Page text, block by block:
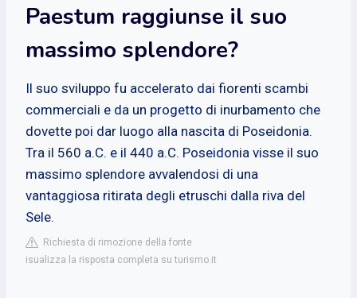
Paestum raggiunse il suo
massimo splendore?
Il suo sviluppo fu accelerato dai fiorenti scambi
commerciali e da un progetto di inurbamento che
dovette poi dar luogo alla nascita di Poseidonia.
Tra il 560 a.C. e il 440 a.C. Poseidonia visse il suo
massimo splendore avvalendosi di una
vantaggiosa ritirata degli etruschi dalla riva del
Sele.
Richiesta di rimozione della fonte
isualizza la risposta completa su turismo.it